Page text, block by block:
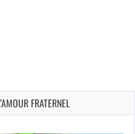
FRATERNEL